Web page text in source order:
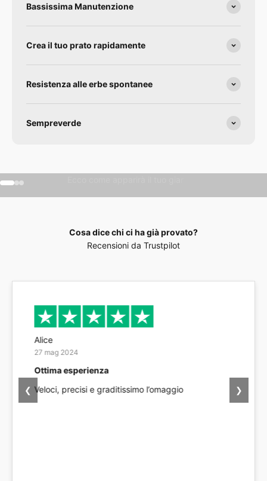
Bassissima Manutenzione
Crea il tuo prato rapidamente
Resistenza alle erbe spontanee
Sempreverde
Gehe zu Element 1
Gehe zu Element 2
Gehe zu Element 3
Cosa dice chi ci ha già provato?
Recensioni da Trustpilot
Sergey Artemenko
25 mag 2024
Sono soddisfatto
Ho ricevuto le piante ordinate presto e in buone
condizioni
❮ ❯